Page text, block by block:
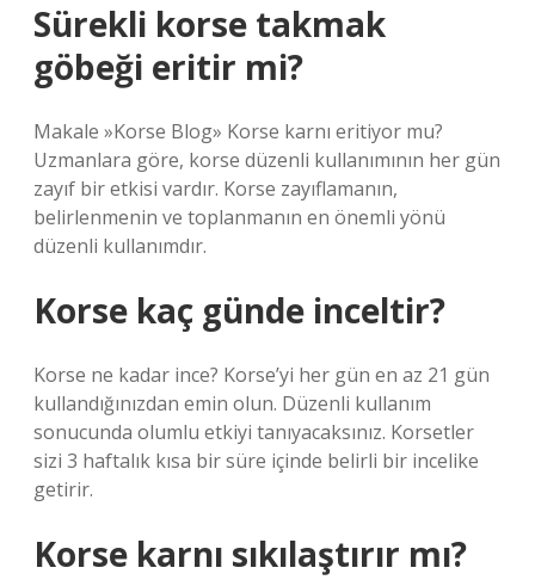
Sürekli korse takmak
göbeği eritir mi?
Makale »Korse Blog» Korse karnı eritiyor mu?
Uzmanlara göre, korse düzenli kullanımının her gün
zayıf bir etkisi vardır. Korse zayıflamanın,
belirlenmenin ve toplanmanın en önemli yönü
düzenli kullanımdır.
Korse kaç günde inceltir?
Korse ne kadar ince? Korse’yi her gün en az 21 gün
kullandığınızdan emin olun. Düzenli kullanım
sonucunda olumlu etkiyi tanıyacaksınız. Korsetler
sizi 3 haftalık kısa bir süre içinde belirli bir incelike
getirir.
Korse karnı sıkılaştırır mı?